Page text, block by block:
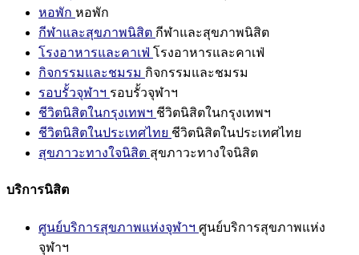
หอพัก หอพัก
กีฬาและสุขภาพนิสิต กีฬาและสุขภาพนิสิต
โรงอาหารและคาเฟ่ โรงอาหารและคาเฟ่
กิจกรรมและชมรม กิจกรรมและชมรม
รอบรั้วจุฬาฯ รอบรั้วจุฬาฯ
ชีวิตนิสิตในกรุงเทพฯ ชีวิตนิสิตในกรุงเทพฯ
ชีวิตนิสิตในประเทศไทย ชีวิตนิสิตในประเทศไทย
สุขภาวะทางใจนิสิต สุขภาวะทางใจนิสิต
บริการนิสิต
ศูนย์บริการสุขภาพแห่งจุฬาฯ ศูนย์บริการสุขภาพแห่ง
จุฬาฯ